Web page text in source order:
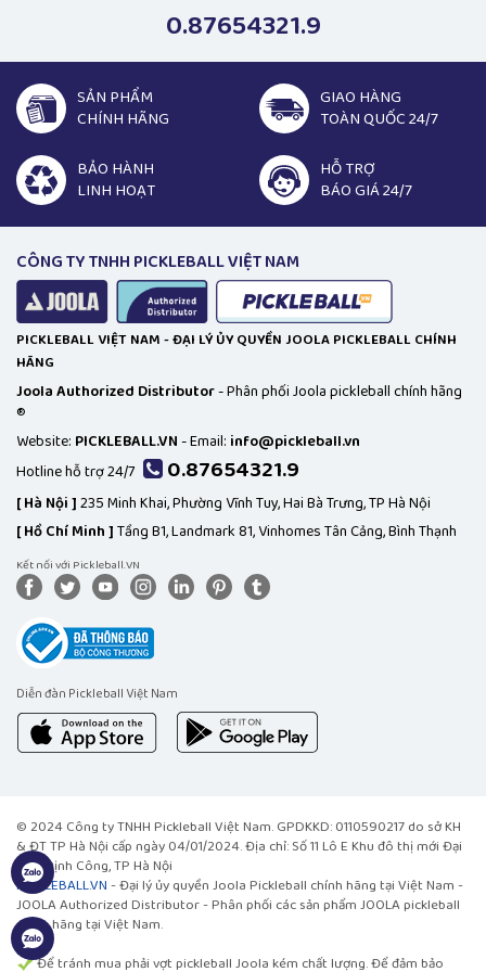
0.87654321.9
SẢN PHẨM
CHÍNH HÃNG
GIAO HÀNG
TOÀN QUỐC 24/7
BẢO HÀNH
LINH HOẠT
HỖ TRỢ
BÁO GIÁ 24/7
CÔNG TY TNHH PICKLEBALL VIỆT NAM
PICKLEBALL VIỆT NAM - ĐẠI LÝ ỦY QUYỀN JOOLA PICKLEBALL CHÍNH
HÃNG
Joola Authorized Distributor- Phân phối Joola pickleball chính hãng
®
Website: PICKLEBALL.VN- Email: info@pickleball.vn
Hotline hỗ trợ 24/7
0.87654321.9
[Hà Nội ]235 Minh Khai, Phường Vĩnh Tuy, Hai Bà Trưng, TP Hà Nội
[Hồ Chí Minh ]Tầng B1, Landmark 81, Vinhomes Tân Cảng, Bình Thạnh
Kết nối với Pickleball.VN
Diễn đàn Pickleball Việt Nam
© 2024 Công ty TNHH Pickleball Việt Nam. GPDKKD: 0110590217 do sở KH
& ĐT TP Hà Nội cấp ngày 04/01/2024. Địa chỉ: Số 11 Lô E Khu đô thị mới Đại
Kim, Định Công, TP Hà Nội
PICKLEBALL.VN- Đại lý ủy quyền Joola Pickleball chính hãng tại Việt Nam -
JOOLA Authorized Distributor - Phân phối các sản phẩm JOOLA pickleball
chính hãng tại Việt Nam.
Để tránh mua phải vợt pickleball Joola kém chất lượng. Để đảm bảo